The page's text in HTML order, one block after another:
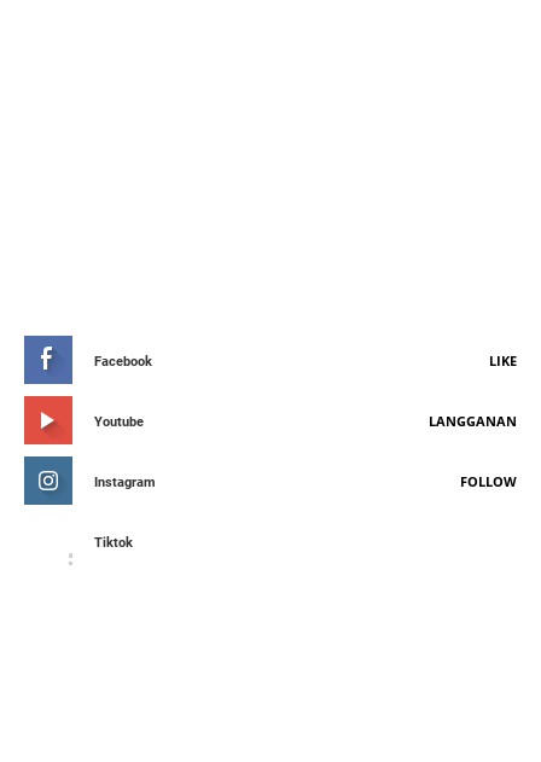
Facebook LIKE
Youtube LANGGANAN
Instagram FOLLOW
Tiktok